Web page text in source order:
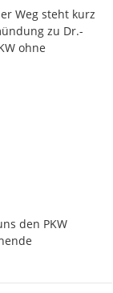
Weg steht kurz
zu Dr.-
ohne
den PKW